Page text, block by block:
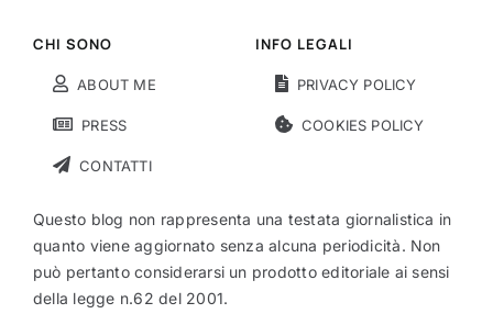
CHI SONO
ABOUT ME
PRESS
CONTATTI
INFO LEGALI
PRIVACY POLICY
COOKIES POLICY
Questo blog non rappresenta una testata giornalistica in
quanto viene aggiornato senza alcuna periodicità. Non
può pertanto considerarsi un prodotto editoriale ai sensi
della legge n.62 del 2001.